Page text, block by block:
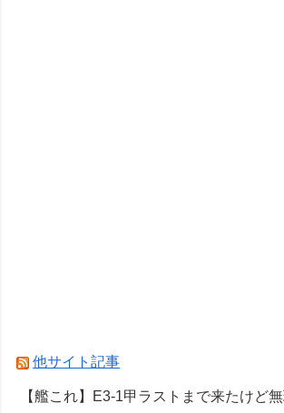
他サイト記事
【艦これ】E3-1甲ラストまで来たけど